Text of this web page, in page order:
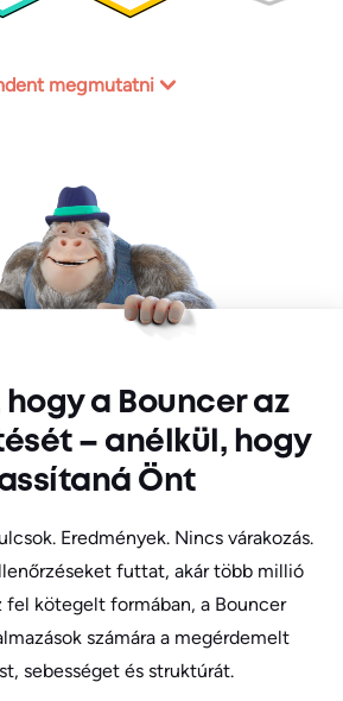
megmutatni
hogy a Bouncer az
– anélkül, hogy
Önt
Eredmények. Nincs várakozás.
futtat, akár több millió
fel kötegelt formában, a Bouncer
számára a megérdemelt
sebességet és struktúrát.